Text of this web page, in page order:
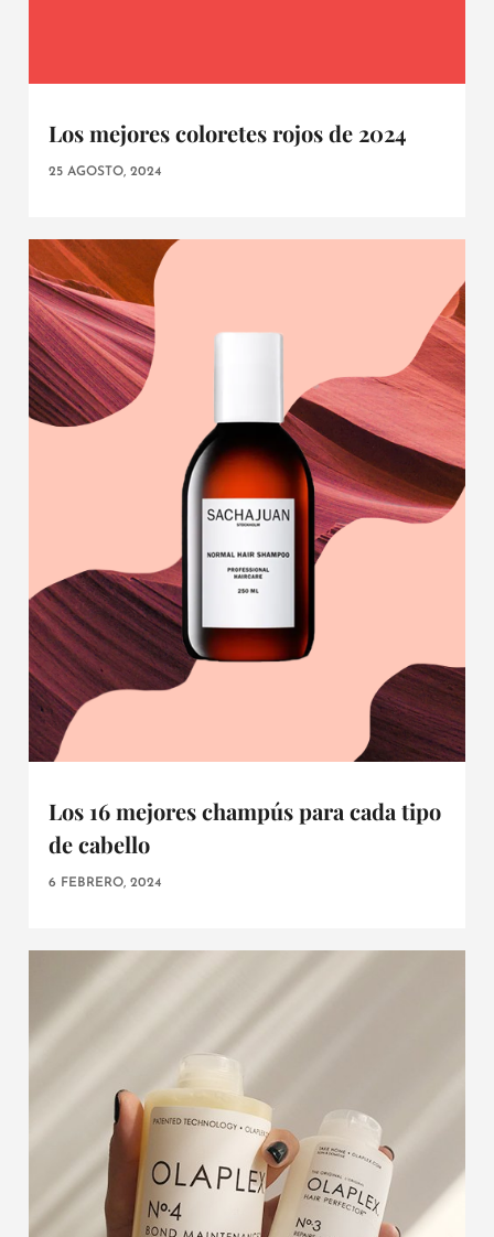
Los mejores coloretes rojos de 2024
25 AGOSTO, 2024
Los 16 mejores champús para cada tipo
de cabello
6 FEBRERO, 2024